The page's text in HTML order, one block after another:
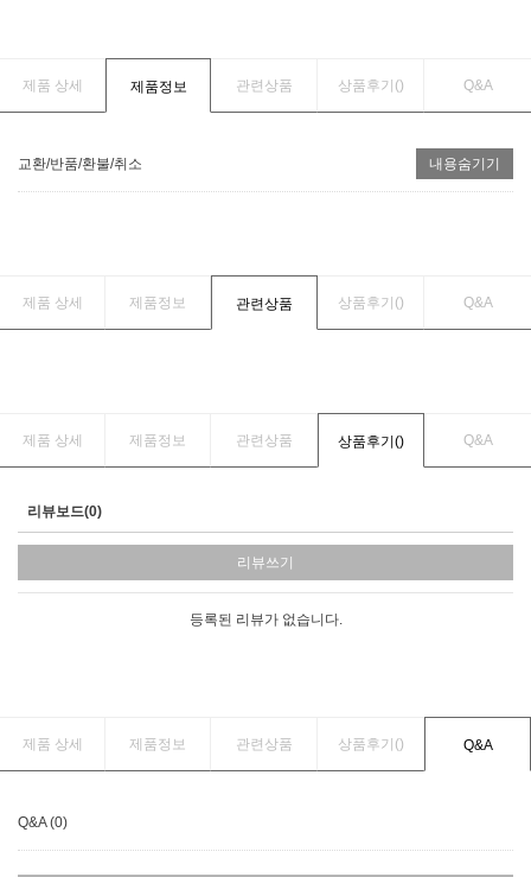
제품 상세 제품정보 관련상품 상품후기() Q&A
교환/반품/환불/취소 내용숨기기
제품 상세 제품정보 관련상품 상품후기() Q&A
제품 상세 제품정보 관련상품 상품후기() Q&A
리뷰보드(0)
리뷰쓰기
등록된 리뷰가 없습니다.
제품 상세 제품정보 관련상품 상품후기() Q&A
Q&A (0)